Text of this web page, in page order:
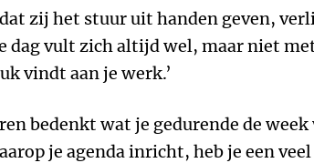
zij het stuur uit handen geven,
dag vult zich altijd wel, maar niet
vindt aan je werk.’
bedenkt wat je gedurende de
je agenda inricht, heb je een